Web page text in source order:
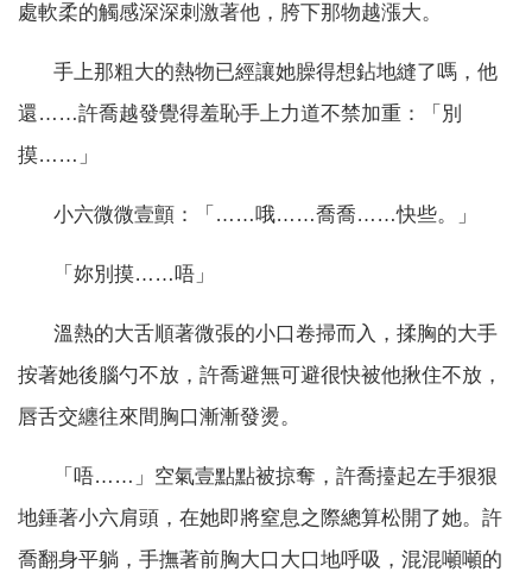
處軟柔的觸感深深刺激著他，胯下那物越漲大。
手上那粗大的熱物已經讓她臊得想鉆地縫了嗎，他
還……許喬越發覺得羞恥手上力道不禁加重：「別
摸……」
小六微微壹顫：「……哦……喬喬……快些。」
「妳別摸……唔」
溫熱的大舌順著微張的小口卷掃而入，揉胸的大手
按著她後腦勺不放，許喬避無可避很快被他揪住不放，
唇舌交纏往來間胸口漸漸發燙。
「唔……」空氣壹點點被掠奪，許喬擡起左手狠狠
地錘著小六肩頭，在她即將窒息之際總算松開了她。許
喬翻身平躺，手撫著前胸大口大口地呼吸，混混噸噸的